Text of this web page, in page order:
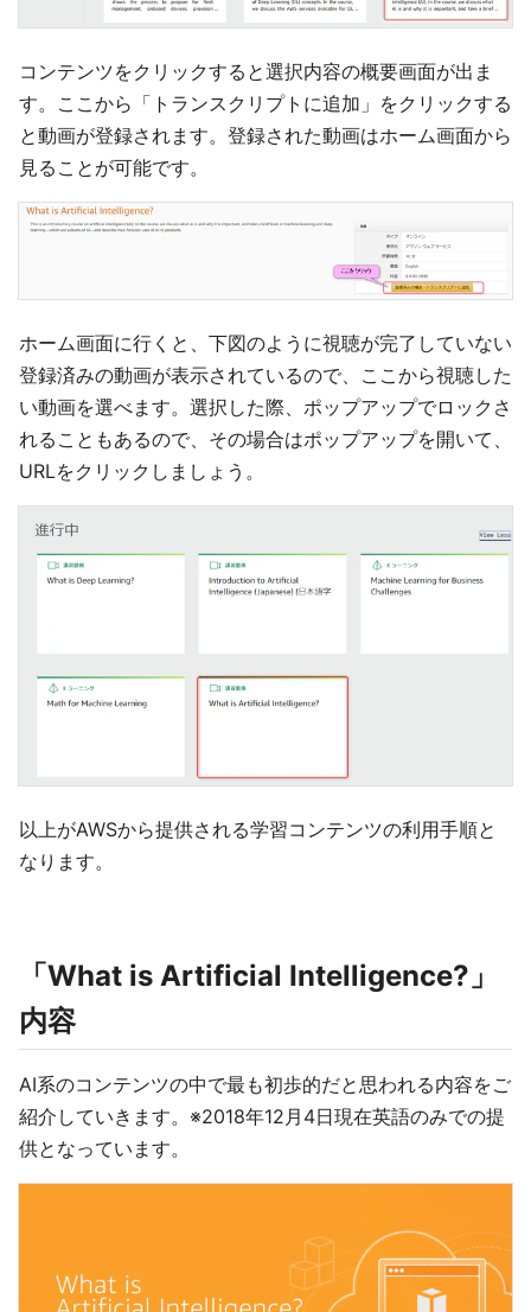
コンテンツをクリックすると選択内容の概要画面が出ま
す。ここから「トランスクリプトに追加」をクリックする
と動画が登録されます。登録された動画はホーム画面から
見ることが可能です。
ホーム画面に行くと、下図のように視聴が完了していない
登録済みの動画が表示されているので、ここから視聴した
い動画を選べます。選択した際、ポップアップでロックさ
れることもあるので、その場合はポップアップを開いて、
URLをクリックしましょう。
以上がAWSから提供される学習コンテンツの利用手順と
なります。
「What is Artificial Intelligence?」
内容
AI系のコンテンツの中で最も初歩的だと思われる内容をご
紹介していきます。※2018年12月4日現在英語のみでの提
供となっています。